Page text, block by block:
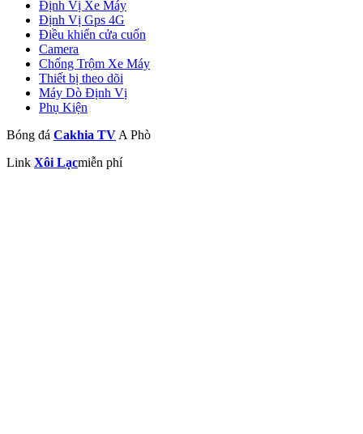
Định Vị Xe Máy
Định Vị Gps 4G
Điều khiển cửa cuốn
Camera
Chống Trộm Xe Máy
Thiết bị theo dõi
Máy Dò Định Vị
Phụ Kiện
Bóng đá Cakhia TVA Phò
Link Xôi Lạcmiễn phí